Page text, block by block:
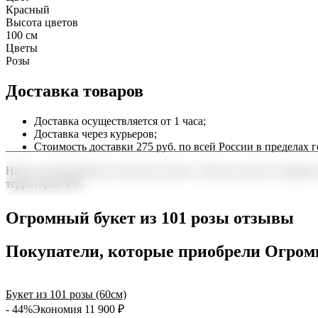
Красный
Высота цветов
100 см
Цветы
Розы
Доставка товаров
Доставка осуществляется от 1 часа;
Доставка через курьеров;
Стоимость доставки 275 руб. по всей России в пределах
Наша служба работает круглосуточно, чтобы вы могли
территории РФ.
точность до минуты. Выбирайте, где купить и сколько стоит
Огромный букет из 101 розы отзывы
Покупатели, которые приобрели
Букет из 101 розы (60см)
- 44%Экономия 11 900 ₽